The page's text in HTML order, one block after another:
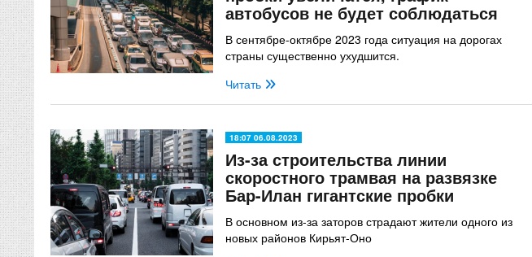
автобусов не будет соблюдаться
В сентябре-октябре 2023 года ситуация на дорогах
страны существенно ухудшится.
Читать
18:07 06.08.2023
Из-за строительства линии
скоростного трамвая на развязке
Бар-Илан гигантские пробки
В основном из-за заторов страдают жители одного из
новых районов Кирьят-Оно